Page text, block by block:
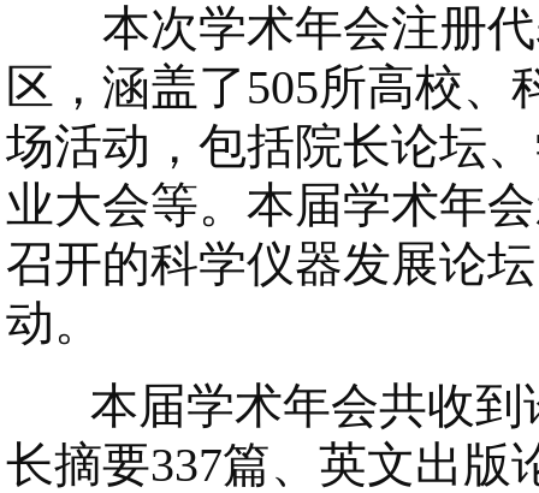
本次学术年会注册代
区，涵盖了505所高校
场活动，包括院长论坛
业大会等。本届学术年
召开的科学仪器发展论
动。
本届学术年会共收到
长摘要337篇、英文出版